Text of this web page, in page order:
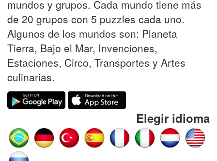
mundos y grupos. Cada mundo tiene más
de 20 grupos con 5 puzzles cada uno.
Algunos de los mundos son: Planeta
Tierra, Bajo el Mar, Invenciones,
Estaciones, Circo, Transportes y Artes
culinarias.
Elegir idioma